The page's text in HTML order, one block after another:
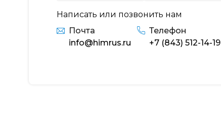
Написать или позвонить нам
Почта
info@himrus.ru
Телефон
+7 (843) 512-14-19